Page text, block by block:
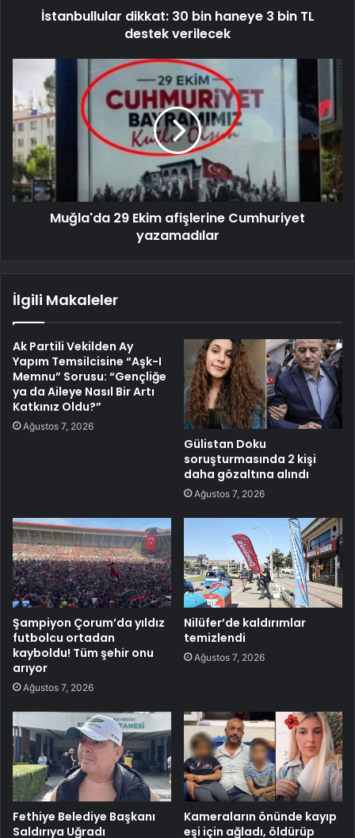
İstanbullular dikkat: 30 bin haneye 3 bin TL
destek verilecek
Muğla'da 29 Ekim afişlerine Cumhuriyet
yazamadılar
İlgili Makaleler
Ak Partili Vekilden Ay
Yapım Temsilcisine “Aşk-I
Memnu” Sorusu: “Gençliğe
ya da Aileye Nasıl Bir Artı
Katkınız Oldu?”
Ağustos 7, 2026
Gülistan Doku
soruşturmasında 2 kişi
daha gözaltına alındı
Ağustos 7, 2026
Şampiyon Çorum’da yıldız
futbolcu ortadan
kayboldu! Tüm şehir onu
arıyor
Ağustos 7, 2026
Nilüfer’de kaldırımlar
temizlendi
Ağustos 7, 2026
Fethiye Belediye Başkanı
Saldırıya Uğradı
Kameraların önünde kayıp
eşi için ağladı, öldürüp